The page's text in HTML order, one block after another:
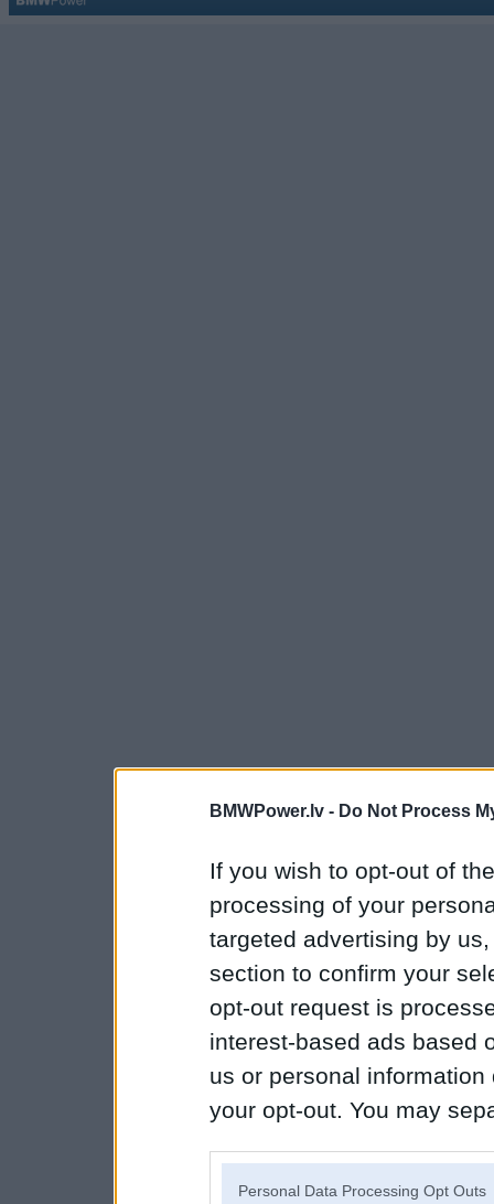
BMWPower.lv - Do Not Process
If you wish to opt-out of
processing of your
targeted advertising by
section to confirm your
opt-out request is
interest-based ads based
us or personal
your opt-out. You may
Personal Data Processing Opt Outs